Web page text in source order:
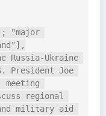
"major
Russia-Ukraine
President Joe
meeting
regional
military aid